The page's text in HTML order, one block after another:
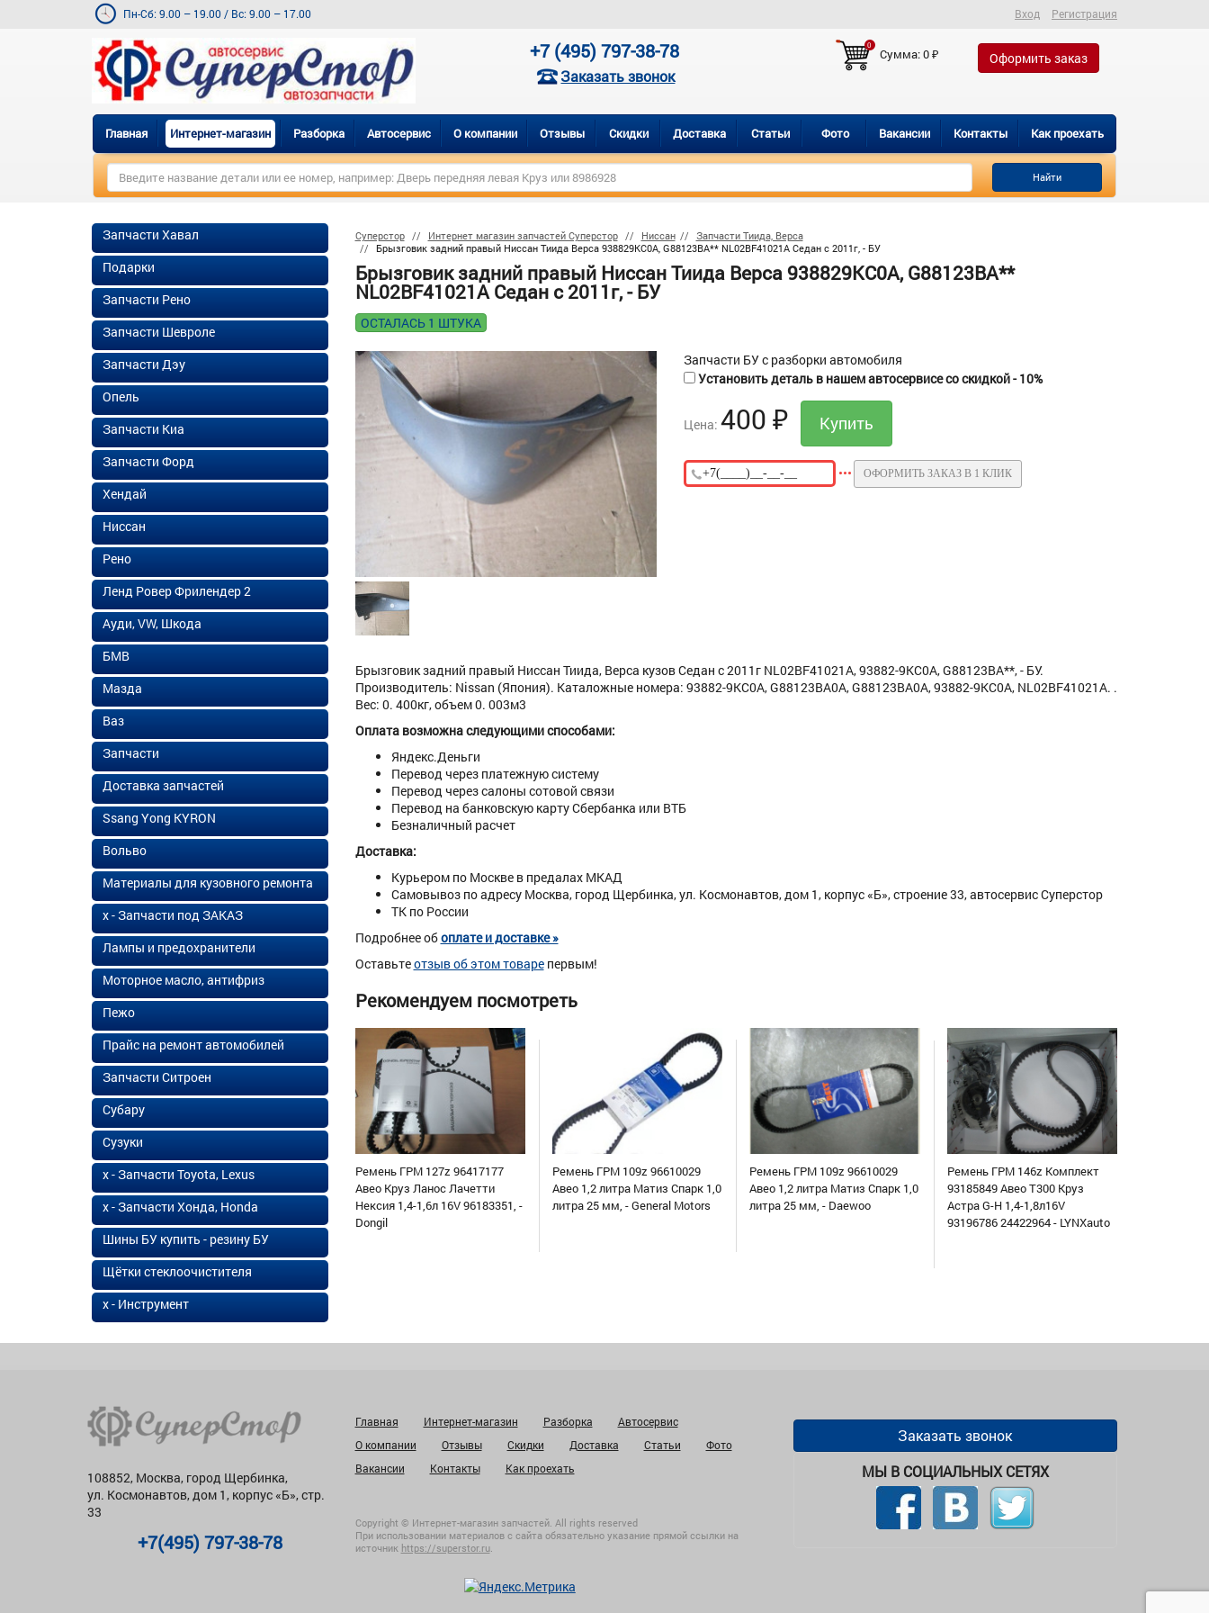
Пн-Сб: 9.00 – 19.00 / Вс: 9.00 – 17.00 Вход Регистрация
+7 (495) 797-38-78
Заказать звонок
0
Сумма:0₽ Оформить заказ
Главная Интернет-магазин Разборка Автосервис О компании Отзывы Скидки Доставка Статьи Фото Вакансии Контакты Как проехать
Найти
Суперстор Интернет магазин запчастей Суперстор Ниссан
Запчасти Тиида, Верса
Брызговик задний правый Ниссан Тиида Верса 938829KC0A, G88123BA** NL02BF41021A Седан с 2011г, - БУ
Брызговик задний правый Ниссан Тиида Верса 938829KC0A, G88123BA**
NL02BF41021A Седан с 2011г, - БУ
ОСТАЛАСЬ 1 ШТУКА
Запчасти БУ с разборки автомобиля
Установить деталь в нашем автосервисе со скидкой - 10%
Цена:400₽
ОФОРМИТЬ ЗАКАЗ В 1 КЛИК
Брызговик задний правый Ниссан Тиида, Верса кузов Седан с 2011г NL02BF41021A, 93882-9KC0A, G88123BA**, - БУ.
Производитель: Nissan (Япония). Каталожные номера: 93882-9KC0A, G88123BA0A, G88123BA0A, 93882-9KC0A, NL02BF41021A. .
Вес: 0. 400кг, объем 0. 003м3
Оплата возможна следующими способами:
Яндекс.Деньги
Перевод через платежную систему
Перевод через салоны сотовой связи
Перевод на банковскую карту Сбербанка или ВТБ
Безналичный расчет
Доставка:
Курьером по Москве в предалах МКАД
Самовывоз по адресу Москва, город Щербинка, ул. Космонавтов, дом 1, корпус «Б», строение 33, автосервис Суперстор
ТК по России
Подробнее обоплате и доставке »
Оставьтеотзыв об этом товарепервым!
Рекомендуем посмотреть
Ремень ГРМ 127z 96417177
Авео Круз Ланос Лачетти
Нексия 1,4-1,6л 16V 96183351, -
Dongil
Ремень ГРМ 109z 96610029
Авео 1,2 литра Матиз Спарк 1,0
литра 25 мм, - General Motors
Ремень ГРМ 109z 96610029
Авео 1,2 литра Матиз Спарк 1,0
литра 25 мм, - Daewoo
Ремень ГРМ 146z Комплект
93185849 Авео Т300 Круз
Астра G-H 1,4-1,8л16V
93196786 24422964 - LYNXauto
Запчасти Хавал
Подарки
Запчасти Рено
Запчасти Шевроле
Запчасти Дэу
Опель
Запчасти Киа
Запчасти Форд
Хендай
Ниссан
Рено
Ленд Ровер Фрилендер 2
Ауди, VW, Шкода
БМВ
Мазда
Ваз
Запчасти
Доставка запчастей
Ssang Yong KYRON
Вольво
Материалы для кузовного ремонта
х - Запчасти под ЗАКАЗ
Лампы и предохранители
Моторное масло, антифриз
Пежо
Прайс на ремонт автомобилей
Запчасти Ситроен
Субару
Сузуки
х - Запчасти Toyota, Lexus
х - Запчасти Хонда, Honda
Шины БУ купить - резину БУ
Щётки стеклоочистителя
х - Инструмент
108852, Москва, город Щербинка,
ул. Космонавтов, дом 1, корпус «Б», стр.
33
+7(495) 797-38-78
Главная Интернет-магазин Разборка
Автосервис
О компании
Отзывы Скидки Доставка Статьи
Фото
Вакансии
Контакты Как проехать
Copyright © Интернет-магазин запчастей. All rights reserved
При использовании материалов с сайта обязательно указание прямой ссылки на
источник https://superstor.ru.
Заказать звонок
МЫ В СОЦИАЛЬНЫХ СЕТЯХ